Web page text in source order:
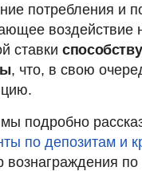
потребления и
воздействие
ставки
, что, в свою
подробно
по депозитам и
вознаграждения